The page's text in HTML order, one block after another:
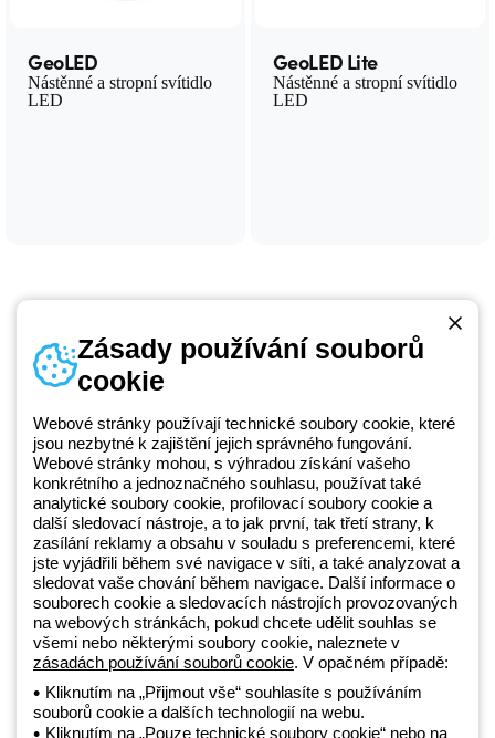
GeoLED
Nástěnné a stropní svítidlo
LED
GeoLED Lite
Nástěnné a stropní svítidlo
LED
Beghelli je součástí GEWISS Group od roku 2025 a jeho ekosystému
GEWISS LightZone, kde vyvíjíme propojená světelná řešení, která
transformují komplexitu do jednoduchosti a podporují profesionály a
koncové zákazníky v uspokojování jejich potřeb.Zjistěte více o
GEWISS
Czechia:CS
Telefonní číslo
+420 531 014 111
Zásady ochrany osobních údajů
Zásady používání souborů
cookie
Webové stránky používají technické soubory cookie, které
jsou nezbytné k zajištění jejich správného fungování.
Webové stránky mohou, s výhradou získání vašeho
konkrétního a jednoznačného souhlasu, používat také
analytické soubory cookie, profilovací soubory cookie a
další sledovací nástroje, a to jak první, tak třetí strany, k
zasílání reklamy a obsahu v souladu s preferencemi, které
jste vyjádřili během své navigace v síti, a také analyzovat a
sledovat vaše chování během navigace. Další informace o
souborech cookie a sledovacích nástrojích provozovaných
na webových stránkách, pokud chcete udělit souhlas se
všemi nebo některými soubory cookie, naleznete v
zásadách používání souborů cookie. V opačném případě:
Kliknutím na „Přijmout vše“ souhlasíte s používáním
souborů cookie a dalších technologií na webu.
Kliknutím na „Pouze technické soubory cookie“ nebo na